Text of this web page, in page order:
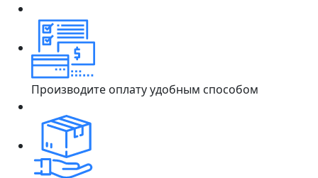
Производите оплату удобным способом